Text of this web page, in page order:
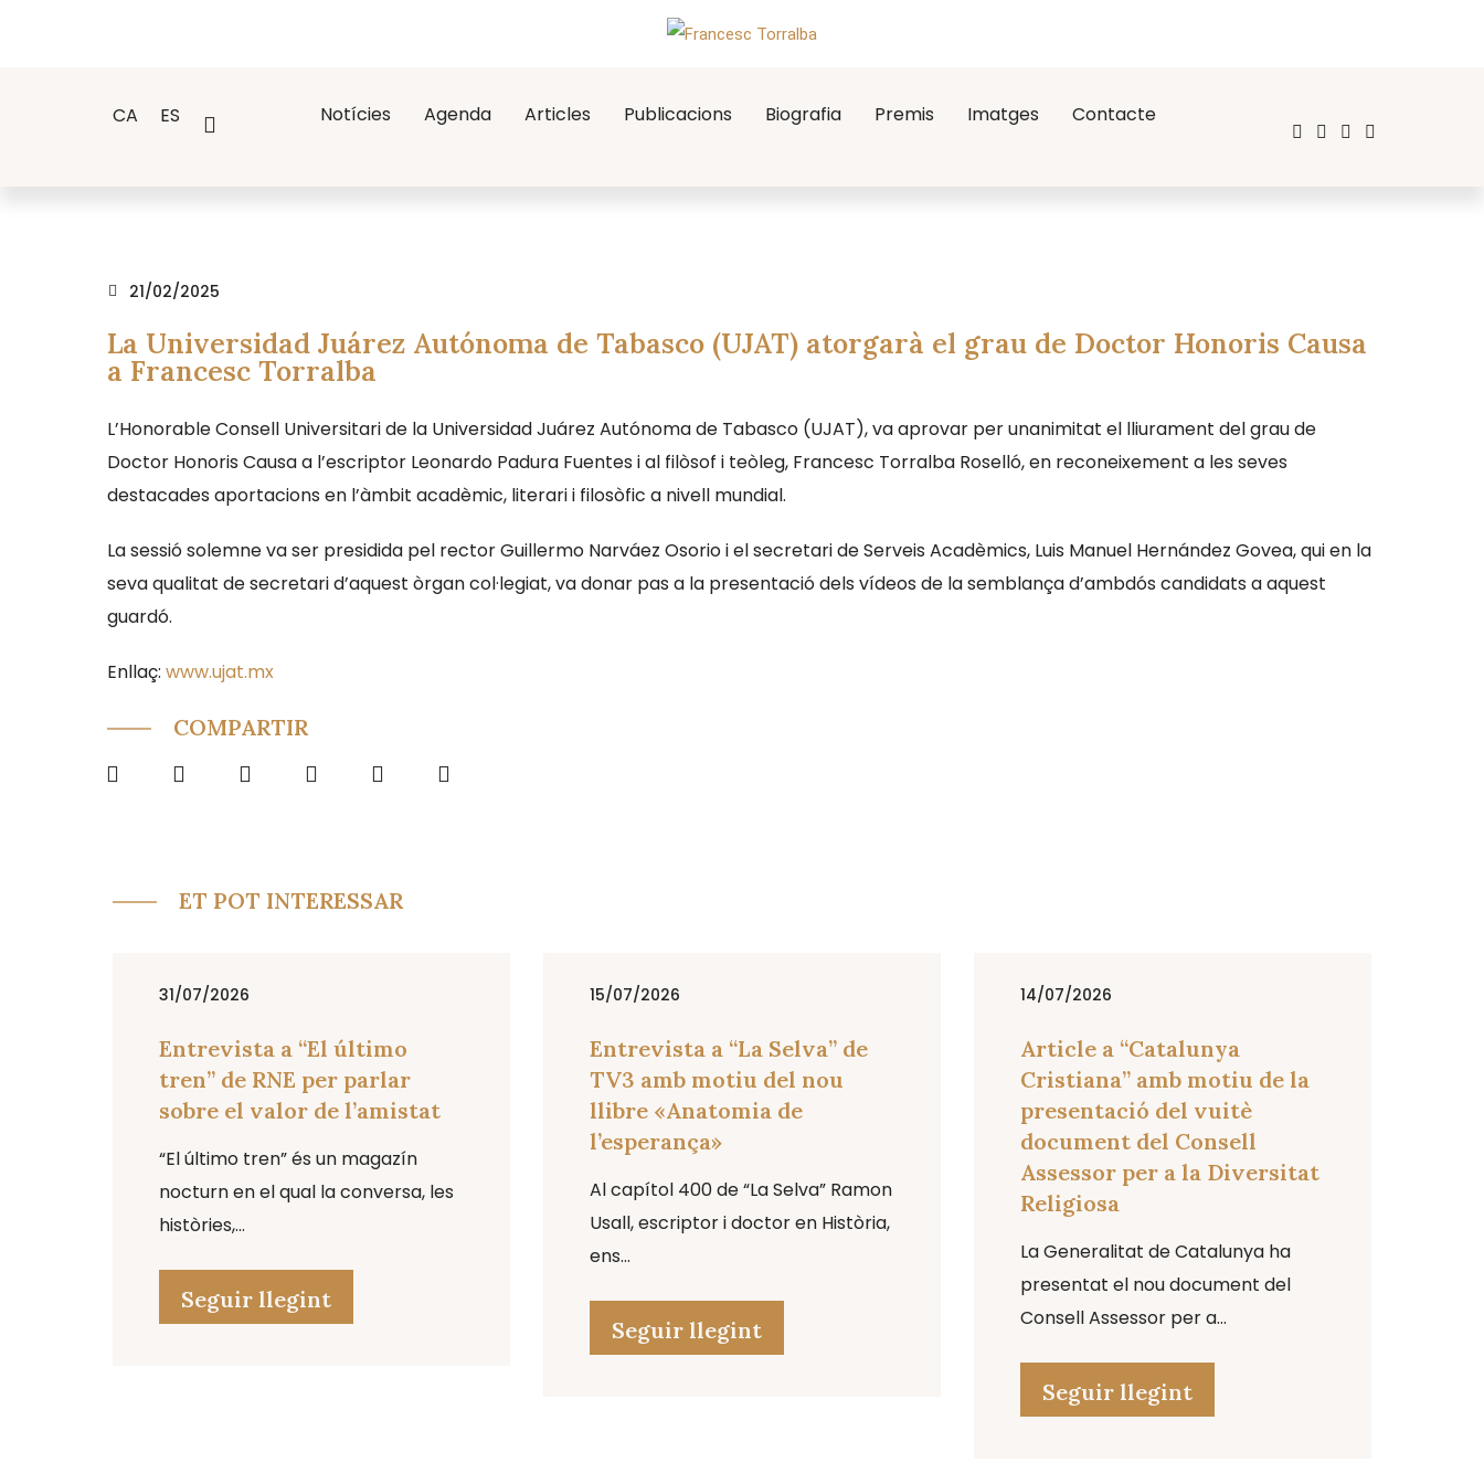
CA ES Notícies Agenda Articles Publicacions Biografia Premis Imatges Contacte
21/02/2025
La Universidad Juárez Autónoma de Tabasco (UJAT) atorgarà el grau de Doctor Honoris Causa
a Francesc Torralba
L’Honorable Consell Universitari de la Universidad Juárez Autónoma de Tabasco (UJAT), va aprovar per unanimitat el lliurament del grau de
Doctor Honoris Causa a l’escriptor Leonardo Padura Fuentes i al filòsof i teòleg, Francesc Torralba Roselló, en reconeixement a les seves
destacades aportacions en l’àmbit acadèmic, literari i filosòfic a nivell mundial.
La sessió solemne va ser presidida pel rector Guillermo Narváez Osorio i el secretari de Serveis Acadèmics, Luis Manuel Hernández Govea, qui en la
seva qualitat de secretari d’aquest òrgan col·legiat, va donar pas a la presentació dels vídeos de la semblança d’ambdós candidats a aquest
guardó.
Enllaç: www.ujat.mx
COMPARTIR
ET POT INTERESSAR
31/07/2026
Entrevista a “El último
tren” de RNE per parlar
sobre el valor de l’amistat
“El último tren” és un magazín
nocturn en el qual la conversa, les
històries,...
Seguir llegint
15/07/2026
Entrevista a “La Selva” de
TV3 amb motiu del nou
llibre «Anatomia de
l’esperança»
Al capítol 400 de “La Selva” Ramon
Usall, escriptor i doctor en Història,
ens...
Seguir llegint
14/07/2026
Article a “Catalunya
Cristiana” amb motiu de la
presentació del vuitè
document del Consell
Assessor per a la Diversitat
Religiosa
La Generalitat de Catalunya ha
presentat el nou document del
Consell Assessor per a...
Seguir llegint